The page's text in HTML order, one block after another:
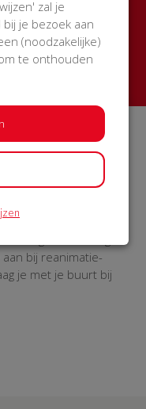
je buurt geld op
jaar service en
worden meer
van de
aan bij reanimatie-
je met je buurt bij
zal je
je bezoek aan
(noodzakelijke)
te onthouden